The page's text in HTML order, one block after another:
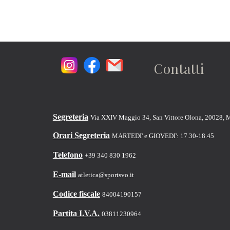
Contatti
Segreteria Via XXIV Maggio 34, San Vittore Olona, 20028,
Orari Segreteria MARTEDI' e GIOVEDI': 17.30-18.45
Telefono +39 340 830 1962
E-mail atletica@sportsvo.it
Codice fiscale 84004190157
Partita I.V.A. 03811230964